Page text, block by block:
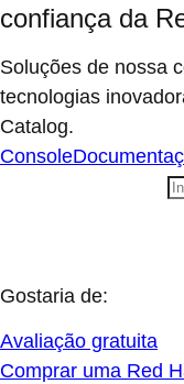
confiança da
Soluções de nossa
tecnologias
Catalog.
Console
Gostaria de:
Avaliação gratuita
Comprar uma Red